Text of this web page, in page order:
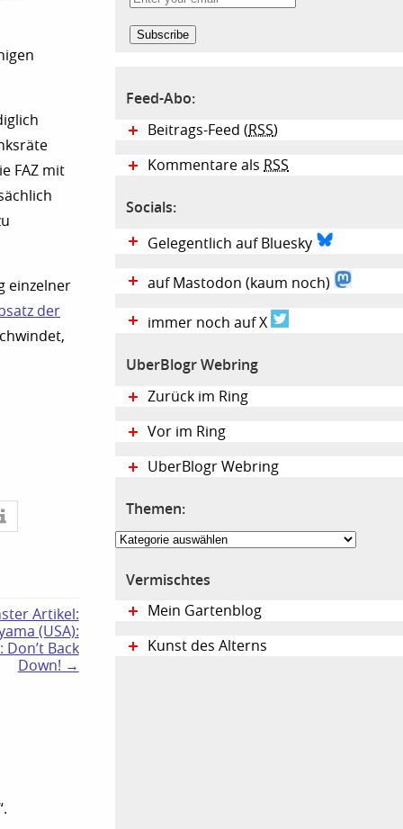
FAZ mit
einzelner
der
Artikel:
(USA):
Don’t Back
Down! →
Feed-Abo:
Beitrags-Feed (RSS)
Kommentare als RSS
Socials:
Gelegentlich auf Bluesky
auf Mastodon (kaum noch)
immer noch auf X
UberBlogr Webring
Zurück im Ring
Vor im Ring
UberBlogr Webring
Themen:
Themen:
Vermischtes
Mein Gartenblog
Kunst des Alterns